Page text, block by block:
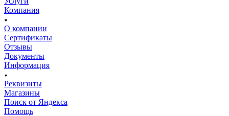
Компания
О компании
Сертификаты
Отзывы
Документы
Информация
Реквизиты
Магазины
Поиск от Яндекса
Помощь